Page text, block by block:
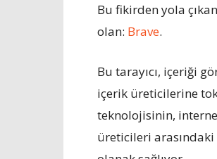
Bu fikirden yola
olan: Brave.
Bu tarayıcı, içeriği
içerik üreticilerine
teknolojisinin,
üreticileri arasındaki